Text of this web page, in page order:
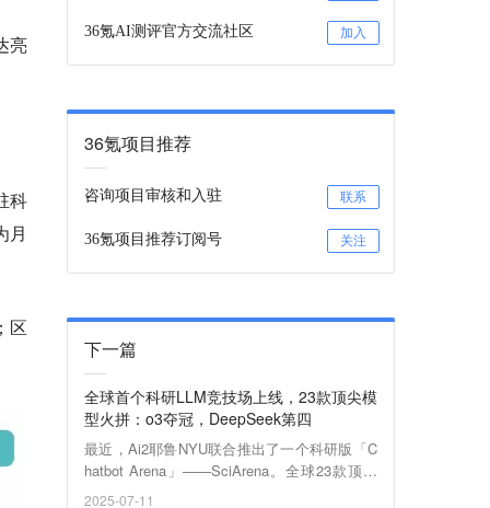
亮
科
月
区
36氪AI测评官方交流社区 加入
36氪项目推荐
咨询项目审核和入驻 联系
36氪项目推荐订阅号 关注
下一篇
全球首个科研LLM竞技场上线，23款顶尖模
型火拼：o3夺冠，DeepSeek第四
最近，Ai2耶鲁NYU联合推出了一个科研版「C
hatbot Arena」——SciArena。全球23款顶尖
大模型火拼真实科研任务，OpenAI o3领跑全
2025-07-11